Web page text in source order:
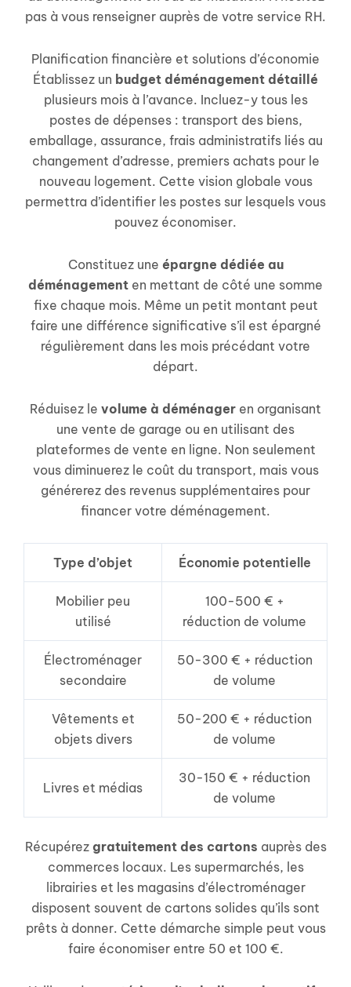
pas à vous renseigner auprès de votre service RH.
Planification financière et solutions d’économie
Établissez un budget déménagement détaillé
plusieurs mois à l’avance. Incluez-y tous les
postes de dépenses : transport des biens,
emballage, assurance, frais administratifs liés au
changement d’adresse, premiers achats pour le
nouveau logement. Cette vision globale vous
permettra d’identifier les postes sur lesquels vous
pouvez économiser.
Constituez une épargne dédiée au
déménagement en mettant de côté une somme
fixe chaque mois. Même un petit montant peut
faire une différence significative s’il est épargné
régulièrement dans les mois précédant votre
départ.
Réduisez le volume à déménager en organisant
une vente de garage ou en utilisant des
plateformes de vente en ligne. Non seulement
vous diminuerez le coût du transport, mais vous
générerez des revenus supplémentaires pour
financer votre déménagement.
Type d’objet Économie potentielle
Mobilier peu
utilisé
100-500 € +
réduction de volume
Électroménager
secondaire
50-300 € + réduction
de volume
Vêtements et
objets divers
50-200 € + réduction
de volume
Livres et médias
30-150 € + réduction
de volume
Récupérez gratuitement des cartons auprès des
commerces locaux. Les supermarchés, les
librairies et les magasins d’électroménager
disposent souvent de cartons solides qu’ils sont
prêts à donner. Cette démarche simple peut vous
faire économiser entre 50 et 100 €.